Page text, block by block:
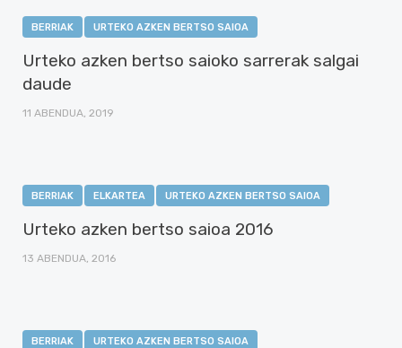
BERRIAK URTEKO AZKEN BERTSO SAIOA
Urteko azken bertso saioko sarrerak salgai
daude
11 ABENDUA, 2019
BERRIAK ELKARTEA URTEKO AZKEN BERTSO SAIOA
Urteko azken bertso saioa 2016
13 ABENDUA, 2016
BERRIAK URTEKO AZKEN BERTSO SAIOA